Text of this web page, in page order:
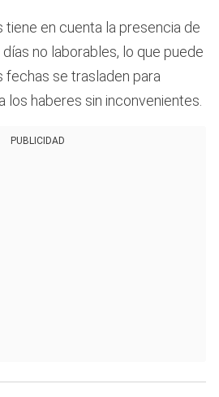
tiene en cuenta la presencia de
no laborables, lo que puede
fechas se trasladen para
los haberes sin inconvenientes.
PUBLICIDAD